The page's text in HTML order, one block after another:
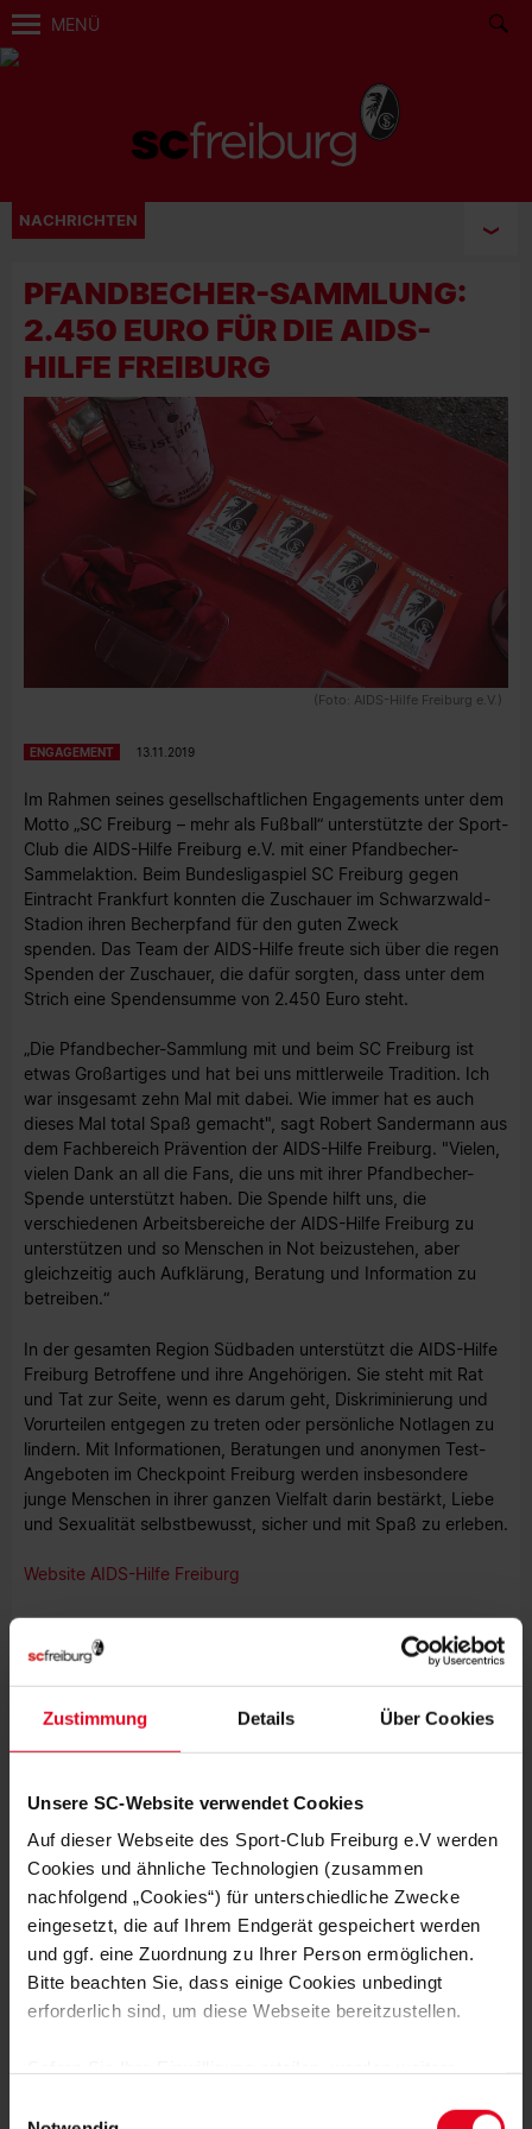
Zustimmung Details Über Cookies
Unsere SC-Website verwendet Cookies
Auf dieser Webseite des Sport-Club Freiburg e.V werden
Cookies und ähnliche Technologien (zusammen
nachfolgend „Cookies“) für unterschiedliche Zwecke
eingesetzt, die auf Ihrem Endgerät gespeichert werden
und ggf. eine Zuordnung zu Ihrer Person ermöglichen.
Bitte beachten Sie, dass einige Cookies unbedingt
erforderlich sind, um diese Webseite bereitzustellen.
Daten von Ihnen (z.B. persönlichen Identifikatoren oder
MENÜ
NACHRICHTEN
PFANDBECHER-SAMMLUNG:
2.450 EURO FÜR DIE AIDS-
HILFE FREIBURG
(Foto: AIDS-Hilfe Freiburg e.V.)
ENGAGEMENT 13.11.2019
Im Rahmen seines gesellschaftlichen Engagements unter dem
Motto „SC Freiburg – mehr als Fußball“ unterstützte der Sport-
Club die AIDS-Hilfe Freiburg e.V. mit einer Pfandbecher-
Sammelaktion. Beim Bundesligaspiel SC Freiburg gegen
Eintracht Frankfurt konnten die Zuschauer im Schwarzwald-
Stadion ihren Becherpfand für den guten Zweck
spenden. Das Team der AIDS-Hilfe freute sich über die regen
Spenden der Zuschauer, die dafür sorgten, dass unter dem
Strich eine Spendensumme von 2.450 Euro steht.
„Die Pfandbecher-Sammlung mit und beim SC Freiburg ist
etwas Großartiges und hat bei uns mittlerweile Tradition. Ich
war insgesamt zehn Mal mit dabei. Wie immer hat es auch
dieses Mal total Spaß gemacht", sagt Robert Sandermann aus
dem Fachbereich Prävention der AIDS-Hilfe Freiburg. "Vielen,
vielen Dank an all die Fans, die uns mit ihrer Pfandbecher-
Spende unterstützt haben. Die Spende hilft uns, die
verschiedenen Arbeitsbereiche der AIDS-Hilfe Freiburg zu
unterstützen und so Menschen in Not beizustehen, aber
gleichzeitig auch Aufklärung, Beratung und Information zu
betreiben.“
In der gesamten Region Südbaden unterstützt die AIDS-Hilfe
Freiburg Betroffene und ihre Angehörigen. Sie steht mit Rat
und Tat zur Seite, wenn es darum geht, Diskriminierung und
Vorurteilen entgegen zu treten oder persönliche Notlagen zu
lindern. Mit Informationen, Beratungen und anonymen Test-
Angeboten im Checkpoint Freiburg werden insbesondere
junge Menschen in ihrer ganzen Vielfalt darin bestärkt, Liebe
und Sexualität selbstbewusst, sicher und mit Spaß zu erleben.
Website AIDS-Hilfe Freiburg
MEHR NEWS
SC VERÖFFENTLICHT ERSTEN
NACHHALTIGKEITSBERICHT
ENGAGEMENT 13.10.2023
GRUNDSCHUL-LIGA ERFOLGREICH
GESTARTET